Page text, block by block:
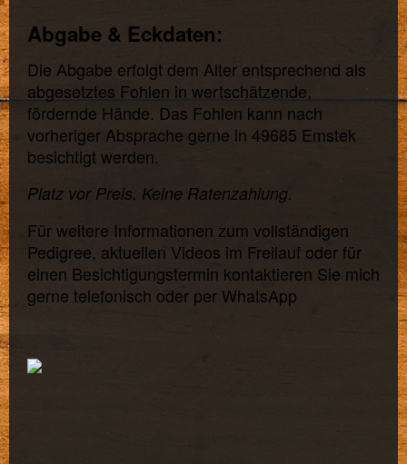
Abgabe & Eckdaten:
Die Abgabe erfolgt dem Alter entsprechend als
abgesetztes Fohlen in wertschätzende,
fördernde Hände. Das Fohlen kann nach
vorheriger Absprache gerne in 49685 Emstek
besichtigt werden.
Platz vor Preis. Keine Ratenzahlung.
Für weitere Informationen zum vollständigen
Pedigree, aktuellen Videos im Freilauf oder für
einen Besichtigungstermin kontaktieren Sie mich
gerne telefonisch oder per WhatsApp